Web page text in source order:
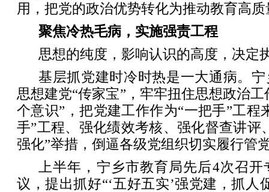
用，把党的政治优势转化为推动教育高
聚焦冷热毛病，实施强责工程
思想的纯度，影响认识的高度，决定
基层抓党建时冷时热是一大通病。
思想建党“传家宝”，牢牢扭住思想政治工
个意识”，把党建工作作为“一把手”工程
手”工程、强化绩效考核、强化督查讲评
强化”举措，倒逼各级党组织切实履行管
上半年，宁乡市教育局先后4次召
议，提出抓好“‘五好五实’强党建，抓人